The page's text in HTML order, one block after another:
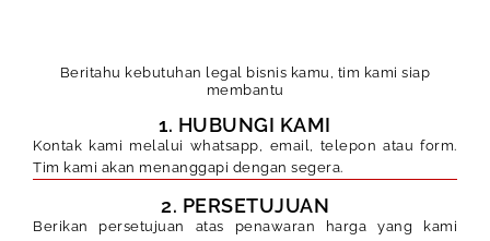
Beritahu kebutuhan legal bisnis kamu, tim kami siap
membantu
1. HUBUNGI KAMI
Kontak kami melalui whatsapp, email, telepon atau form.
Tim kami akan menanggapi dengan segera.
2. PERSETUJUAN
Berikan persetujuan atas penawaran harga yang kami